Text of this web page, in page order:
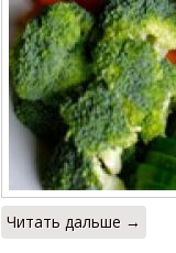
Читать дальше →